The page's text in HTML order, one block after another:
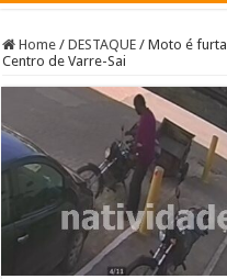
Home / DESTAQUE / Moto é
Centro de Varre-Sai